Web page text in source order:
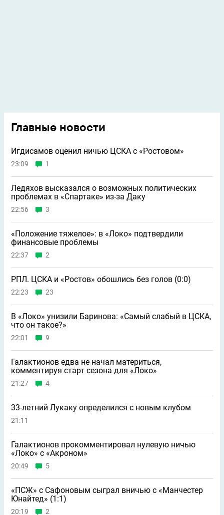
Главные новости
Игдисамов оценил ничью ЦСКА с «Ростовом»
23:09 1
Ледяхов высказался о возможных политических
проблемах в «Спартаке» из-за Даку
22:56 3
«Положение тяжелое»: в «Локо» подтвердили
финансовые проблемы
22:37 2
РПЛ. ЦСКА и «Ростов» обошлись без голов (0:0)
22:23 23
В «Локо» унизили Баринова: «Самый слабый в ЦСКА,
что он такое?»
22:01 9
Галактионов едва не начал материться,
комментируя старт сезона для «Локо»
21:27 4
33-летний Лукаку определился с новым клубом
21:11
Галактионов прокомментировал нулевую ничью
«Локо» с «Акроном»
20:49 5
«ПСЖ» с Сафоновым сыграл вничью с «Манчестер
Юнайтед» (1:1)
20:19 2